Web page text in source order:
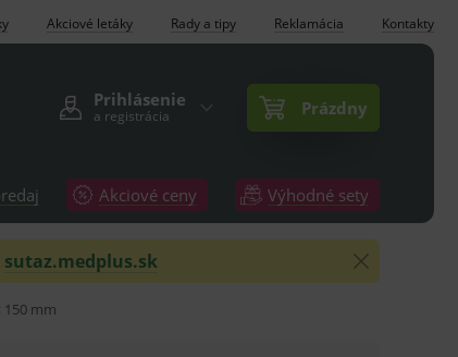
Akciové letáky Rady a tipy Reklamácia Kontakty
Prihlásenie
a registrácia Prázdny
Akciové ceny Výhodné sety
sutaz.medplus.sk
150 mm